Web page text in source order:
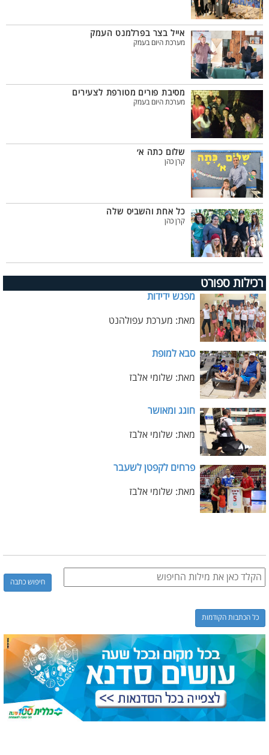
אייל בצר בפרלמנט העמק
מערכת היום בעמק
מסיבת פורים מטורפת לצעירים
מערכת היום בעמק
שלום כתה א׳
קרן כהן
כל אחת והשביס שלה
קרן כהן
רכילות ספורט
מפגש ידידות
מאת: מערכת עפולהנט
סבא למופת
מאת: שלומי אלבז
חוגג ומאושר
מאת: שלומי אלבז
פרחים לקפטן לשעבר
מאת: שלומי אלבז
כל הכתבות הקודמות